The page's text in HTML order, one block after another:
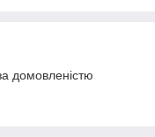
домовленістю